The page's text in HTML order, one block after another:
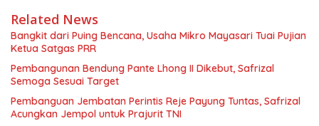
Related News
Bangkit dari Puing Bencana, Usaha Mikro Mayasari Tuai Pujian
Ketua Satgas PRR
Pembangunan Bendung Pante Lhong II Dikebut, Safrizal
Semoga Sesuai Target
Pembanguan Jembatan Perintis Reje Payung Tuntas, Safrizal
Acungkan Jempol untuk Prajurit TNI